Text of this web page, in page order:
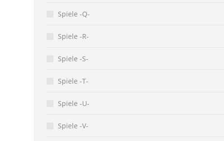
Spiele -Q-
Spiele -R-
Spiele -S-
Spiele -T-
Spiele -U-
Spiele -V-